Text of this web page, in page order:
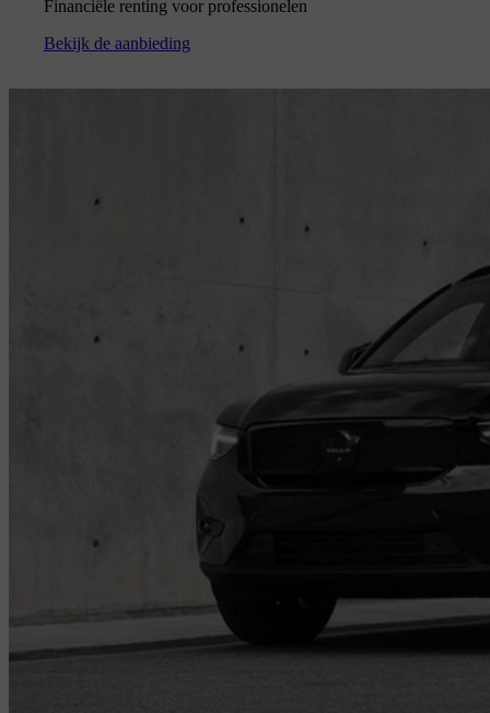
Financiële renting voor professionelen
Bekijk de aanbieding